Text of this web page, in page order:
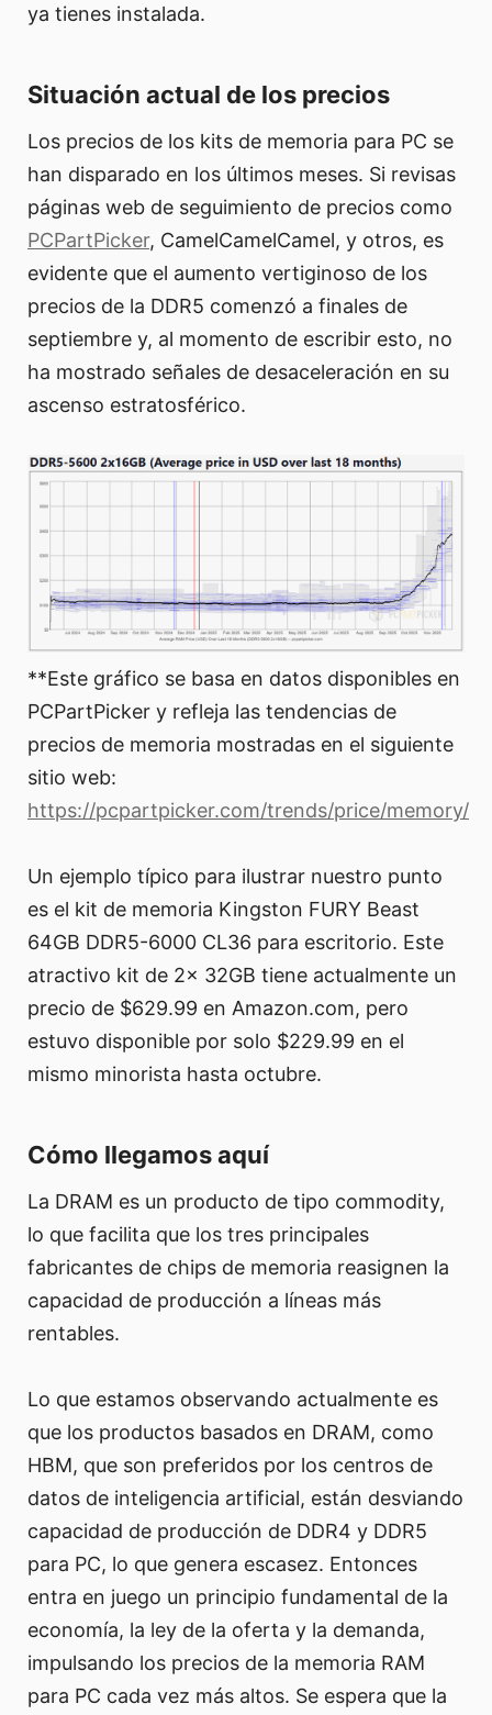
ya tienes instalada.
Situación actual de los precios
Los precios de los kits de memoria para PC se
han disparado en los últimos meses. Si revisas
páginas web de seguimiento de precios como
PCPartPicker, CamelCamelCamel, y otros, es
evidente que el aumento vertiginoso de los
precios de la DDR5 comenzó a finales de
septiembre y, al momento de escribir esto, no
ha mostrado señales de desaceleración en su
ascenso estratosférico.
**Este gráfico se basa en datos disponibles en
PCPartPicker y refleja las tendencias de
precios de memoria mostradas en el siguiente
sitio web:
https://pcpartpicker.com/trends/price/memory/
Un ejemplo típico para ilustrar nuestro punto
es el kit de memoria Kingston FURY Beast
64GB DDR5-6000 CL36 para escritorio. Este
atractivo kit de 2x 32GB tiene actualmente un
precio de $629.99 en Amazon.com, pero
estuvo disponible por solo $229.99 en el
mismo minorista hasta octubre.
Cómo llegamos aquí
La DRAM es un producto de tipo commodity,
lo que facilita que los tres principales
fabricantes de chips de memoria reasignen la
capacidad de producción a líneas más
rentables.
Lo que estamos observando actualmente es
que los productos basados en DRAM, como
HBM, que son preferidos por los centros de
datos de inteligencia artificial, están desviando
capacidad de producción de DDR4 y DDR5
para PC, lo que genera escasez. Entonces
entra en juego un principio fundamental de la
economía, la ley de la oferta y la demanda,
impulsando los precios de la memoria RAM
para PC cada vez más altos. Se espera que la